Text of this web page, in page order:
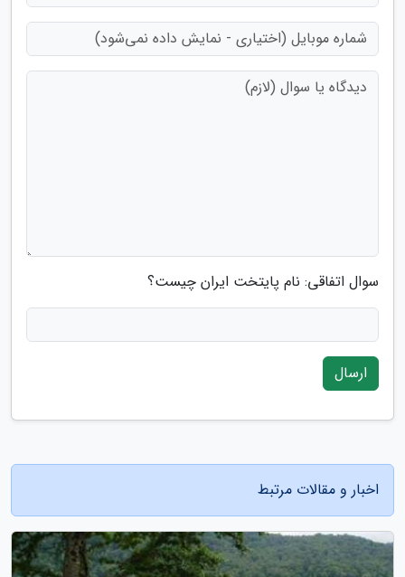
سوال اتفاقی: نام پایتخت ایران چیست؟
ارسال
اخبار و مقالات مرتبط